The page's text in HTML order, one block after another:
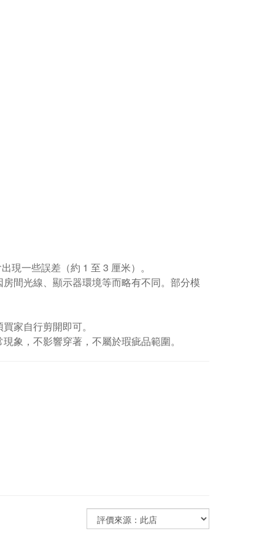
現一些誤差（約 1 至 3 厘米）。
間光線、顯示器環境等而略有不同。部分模
家自行剪開即可。
象，不影響穿著，不屬於瑕疵品範圍。